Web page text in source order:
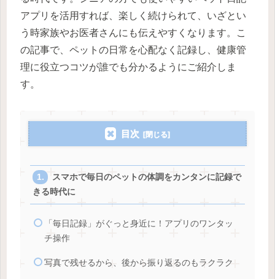
アプリを活用すれば、楽しく続けられて、いざとい
う時家族やお医者さんにも伝えやすくなります。こ
の記事で、ペットの日常を心配なく記録し、健康管
理に役立つコツが誰でも分かるようにご紹介しま
す。
目次
スマホで毎日のペットの体調をカンタンに記録で
きる時代に
「毎日記録」がぐっと身近に！アプリのワンタッ
チ操作
写真で残せるから、後から振り返るのもラクラク